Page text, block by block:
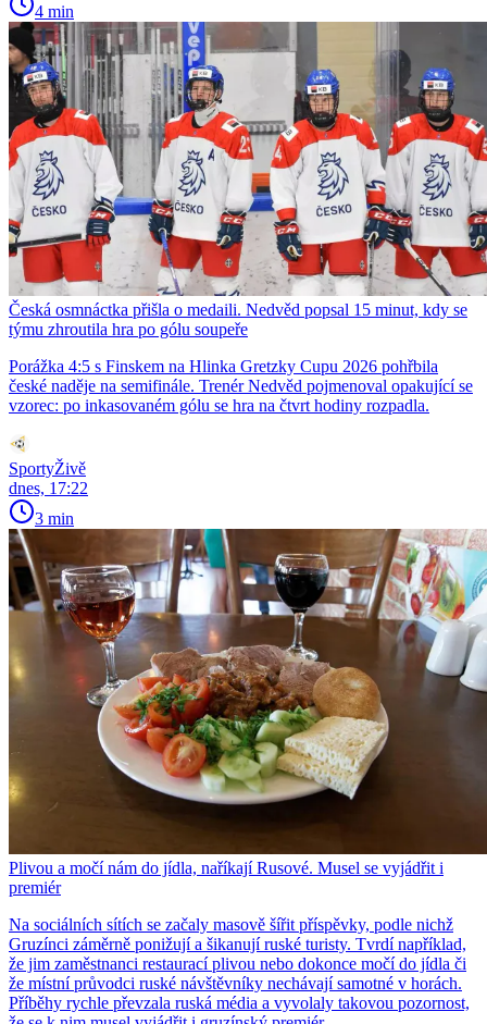
4 min
Česká osmnáctka přišla o medaili. Nedvěd popsal 15 minut, kdy se
týmu zhroutila hra po gólu soupeře
Porážka 4:5 s Finskem na Hlinka Gretzky Cupu 2026 pohřbila
české naděje na semifinále. Trenér Nedvěd pojmenoval opakující se
vzorec: po inkasovaném gólu se hra na čtvrt hodiny rozpadla.
SportyŽivě
dnes, 17:22
3 min
Plivou a močí nám do jídla, naříkají Rusové. Musel se vyjádřit i
premiér
Na sociálních sítích se začaly masově šířit příspěvky, podle nichž
Gruzínci záměrně ponižují a šikanují ruské turisty. Tvrdí například,
že jim zaměstnanci restaurací plivou nebo dokonce močí do jídla či
že místní průvodci ruské návštěvníky nechávají samotné v horách.
Příběhy rychle převzala ruská média a vyvolaly takovou pozornost,